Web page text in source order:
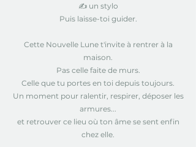
✍️ un stylo
Puis laisse-toi guider.
Cette Nouvelle Lune t'invite à rentrer à la
maison.
Pas celle faite de murs.
Celle que tu portes en toi depuis toujours.
Un moment pour ralentir, respirer, déposer les
armures...
et retrouver ce lieu où ton âme se sent enfin
chez elle.